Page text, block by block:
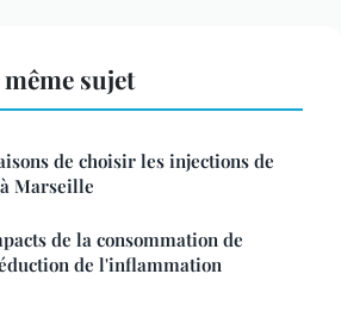
sujet
de choisir les injections de
Marseille
de la consommation de
de l'inflammation